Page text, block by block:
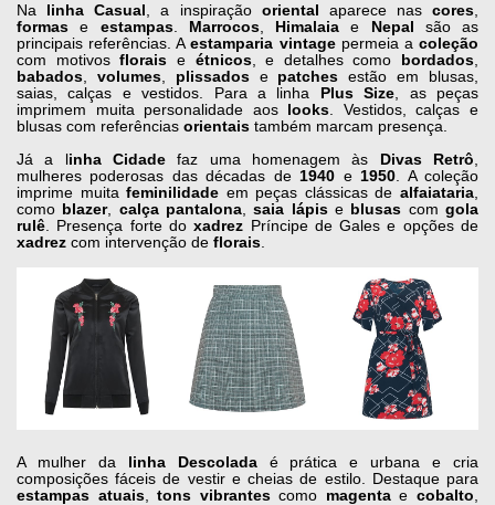
Na linha Casual, a inspiração oriental aparece nas cores,
formas e estampas. Marrocos, Himalaia e Nepal são as
principais referências. Aestamparia vintagepermeia acoleção
com motivosflorais e étnicos, e detalhes como bordados,
babados, volumes, plissadose patches estão em blusas,
saias, calças e vestidos. Para a linha Plus Size, as peças
imprimem muita personalidade aos looks. Vestidos, calças e
blusas com referências orientais também marcam presença.
Já a linha Cidade faz uma homenagem às Divas Retrô,
mulheres poderosas das décadas de1940 e1950. A coleção
imprime muitafeminilidade em peças clássicas dealfaiataria,
como blazer, calça pantalona,saia lápise blusas comgola
rulê. Presença forte doxadrez Príncipe de Gales e opções de
xadrez com intervenção de florais.
A mulher da linha Descoladaé prática e urbana e cria
composições fáceis de vestir e cheias de estilo. Destaque para
estampas atuais,tons vibrantescomo magentaecobalto